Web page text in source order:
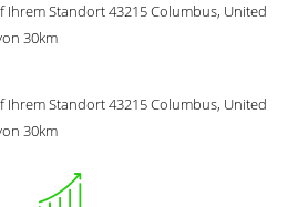
Ihrem Standort 43215 Columbus, United
30km
Ihrem Standort 43215 Columbus, United
30km